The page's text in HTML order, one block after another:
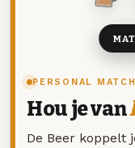
PERSONAL
Hou je van
De Beer koppelt